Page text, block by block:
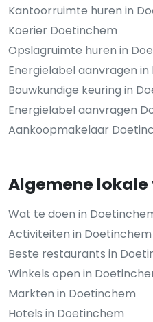
Kantoorruimte huren in
Koerier Doetinchem
Opslagruimte huren in
Energielabel aanvragen
Bouwkundige keuring in
Energielabel aanvragen
Aankoopmakelaar
Algemene
Wat te doen in
Activiteiten in Doetinchem
Beste restaurants in
Winkels open in
Markten in Doetinchem
Hotels in Doetinchem